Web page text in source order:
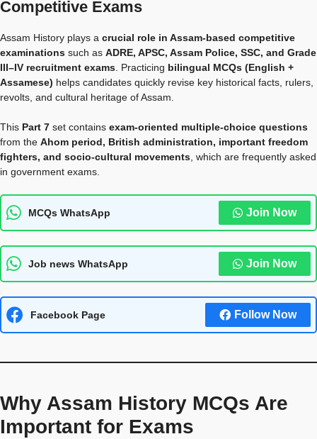
Competitive Exams
Assam History plays a crucial role in Assam-based competitive
examinations such as ADRE, APSC, Assam Police, SSC, and Grade
III–IV recruitment exams. Practicing bilingual MCQs (English +
Assamese) helps candidates quickly revise key historical facts, rulers,
revolts, and cultural heritage of Assam.
This Part 7 set contains exam-oriented multiple-choice questions
from the Ahom period, British administration, important freedom
fighters, and socio-cultural movements, which are frequently asked
in government exams.
MCQs WhatsApp Join Now
Job news WhatsApp Join Now
Facebook Page Follow Now
Why Assam History MCQs Are
Important for Exams